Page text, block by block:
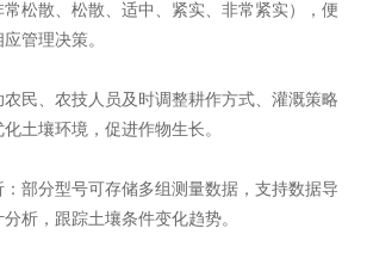
松散、松散、适中、紧实、非常紧实），便
管理决策。
、农技人员及时调整耕作方式、灌溉策略
土壤环境，促进作物生长。
分型号可存储多组测量数据，支持数据导
析，跟踪土壤条件变化趋势。